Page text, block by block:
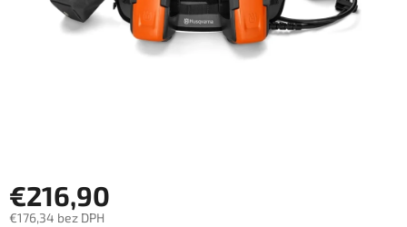
€216,90
€176,34 bez DPH